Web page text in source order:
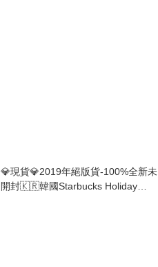
💎現貨💎2019年絕版貨-100%全新未
開封🇰🇷韓國Starbucks Holiday